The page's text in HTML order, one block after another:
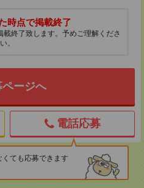
時点で掲載終了
終了致します。予めご理解くださ
い。
ページへ
電話応募
ても応募できます